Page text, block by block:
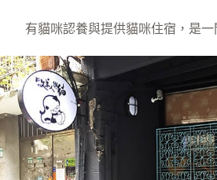
有貓咪認養與提供貓咪住宿，是一